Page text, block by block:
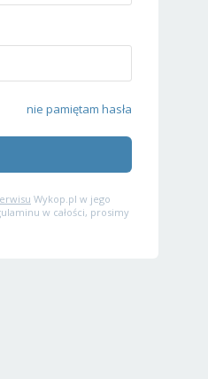
nie pamiętam hasła
Wykop.pl w jego
w całości, prosimy